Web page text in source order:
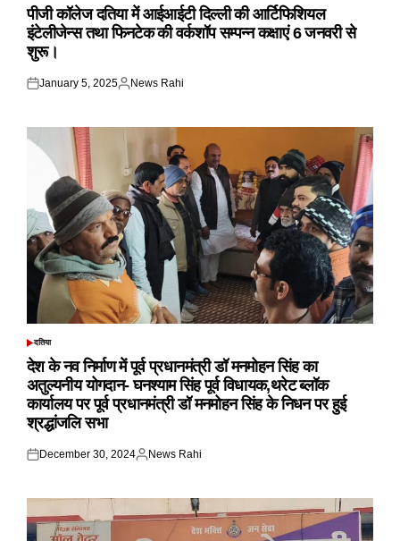
IN
पीजी कॉलेज दतिया में आईआईटी दिल्ली की आर्टिफिशियल
इंटेलीजेन्स तथा फिनटेक की वर्कशॉप सम्पन्न कक्षाएं 6 जनवरी से
शुरू।
Posted
January 5, 2025
Posted
News Rahi
POSTED
IN
दतिया
देश के नव निर्माण में पूर्व प्रधानमंत्री डॉ मनमोहन सिंह का
अतुल्यनीय योगदान- घनश्याम सिंह पूर्व विधायक,थरेट ब्लॉक
कार्यालय पर पूर्व प्रधानमंत्री डॉ मनमोहन सिंह के निधन पर हुई
श्रद्धांजलि सभा
Posted
December 30, 2024
Posted
News Rahi